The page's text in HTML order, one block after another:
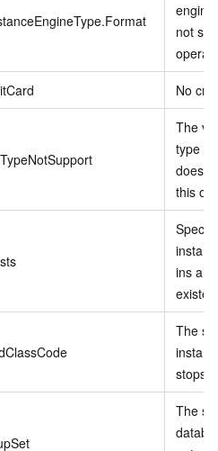
not
No
The
type
does
this
ins
The
stops
The